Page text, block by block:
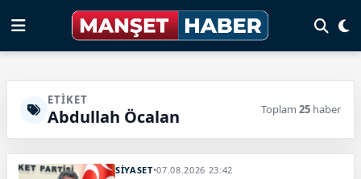
ETIKET
Abdullah Öcalan Toplam 25 haber
SİYASET•07.08.2026 23:42